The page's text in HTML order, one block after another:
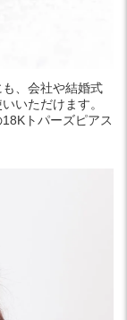
、会社や結婚式
いただけます。
トパーズピアス